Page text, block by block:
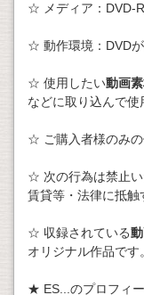
☆ メディア：DVD-R
☆ 動作環境：DVD
☆ 使用したい動画
などに取り込んで使
☆ ご購入者様のみの
☆ 次の行為は禁止い
賃貸等・法律に抵触
☆ 収録されている
オリジナル作品です。
★ ES...のプロフィ